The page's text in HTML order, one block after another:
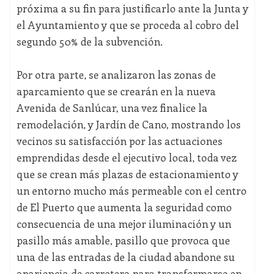
próxima a su fin para justificarlo ante la Junta y
el Ayuntamiento y que se proceda al cobro del
segundo 50% de la subvención.
Por otra parte, se analizaron las zonas de
aparcamiento que se crearán en la nueva
Avenida de Sanlúcar, una vez finalice la
remodelación, y Jardín de Cano, mostrando los
vecinos su satisfacción por las actuaciones
emprendidas desde el ejecutivo local, toda vez
que se crean más plazas de estacionamiento y
un entorno mucho más permeable con el centro
de El Puerto que aumenta la seguridad como
consecuencia de una mejor iluminación y un
pasillo más amable, pasillo que provoca que
una de las entradas de la ciudad abandone su